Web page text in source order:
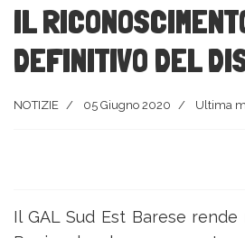
IL
DEFINITIVO DEL
NOTIZIE 05 Giugno 2020 Ultima
Il GAL Sud Est Barese